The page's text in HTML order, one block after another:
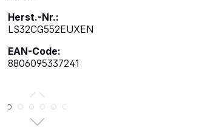
Herst.-Nr.:
LS32CG552EUXEN
EAN-Code:
8806095337241
Bildergalerie überspringen